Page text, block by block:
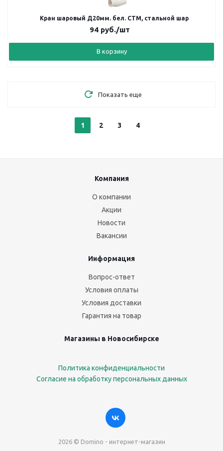
Кран шаровый Д20мм. бел. СТМ, стальной шар
94 руб./шт
В корзину
Показать еще
1 2 3 4
2026 © Domino - интернет-магазин
Компания
О компании
Акции
Новости
Вакансии
Информация
Вопрос-ответ
Условия оплаты
Условия доставки
Гарантия на товар
Магазины в Новосибирске
Политика конфиденциальности
Согласие на обработку персональных данных